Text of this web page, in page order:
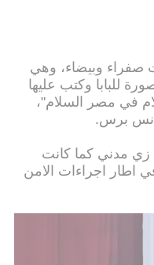
صفراء وبيضاء، وهي
للبابا وكتب عليها
في مصر السلام"،
برس.
زي مدني كما كانت
اطار اجراءات الامن